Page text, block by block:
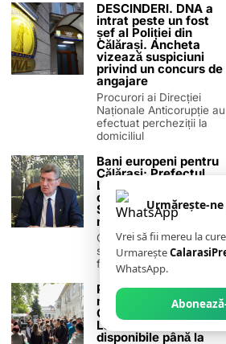
Primarul Marius Dulce: blocul de
finalizat, iar zona va fi modernizată
TERMENI ȘI CONDIȚII
PUBLICITATE ONLINE & TIPĂRITĂ
ZIARUL ANUNȚUL
Urmărește-
Vrei să fii mereu la
Urmarește
WhatsApp.
DESCINDERI. DNA a
intrat peste un fost
șef al Poliției din
Călărași. Ancheta
vizează suspiciuni
privind un concurs de
angajare
Procurori ai Direcției
Naționale Anticorupție au
efectuat percheziții la
domiciliul
Bani europeni pentru
Călărași: Prefectul
Laurențiu State anunță
colaborarea cu ADR
Sud-Muntenia pentru
noi finanțări
Călărașul se pregătește
să intre pe harta
finanțărilor europene, cu
Peste 120 de locuri de
muncă vacante la
Călărași, Modelu și
Lehliu – ofertele
disponibile până la